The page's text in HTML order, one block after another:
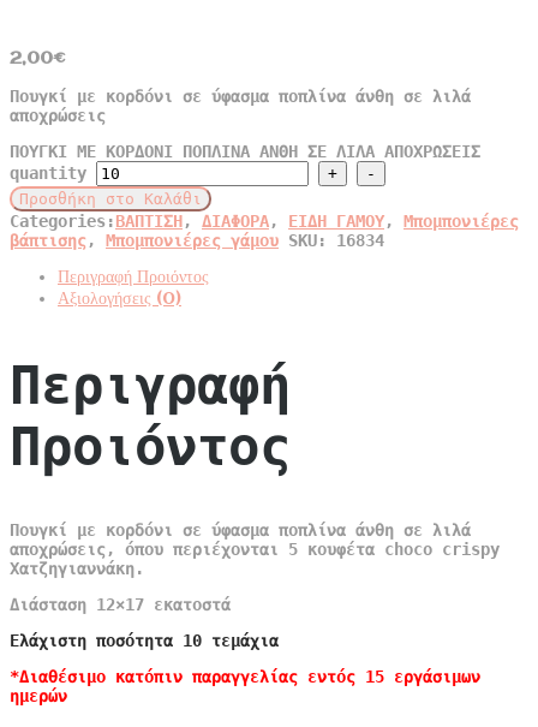
2,00€
Πουγκί με κορδόνι σε ύφασμα ποπλίνα άνθη σε λιλά
αποχρώσεις
ΠΟΥΓΚΙ ΜΕ ΚΟΡΔΟΝΙ ΠΟΠΛΙΝΑ ΑΝΘΗ ΣΕ ΛΙΛΑ ΑΠΟΧΡΩΣΕΙΣ
quantity
Προσθήκη στο Καλάθι
Categories:ΒΑΠΤΙΣΗ, ΔΙΑΦΟΡΑ, ΕΙΔΗ ΓΑΜΟΥ, Μπομπονιέρες
βάπτισης, Μπομπονιέρες γάμου SKU: 16834
Περιγραφή Προιόντος
Αξιολογήσεις (0)
Περιγραφή
Προιόντος
Πουγκί με κορδόνι σε ύφασμα ποπλίνα άνθη σε λιλά
αποχρώσεις, όπου περιέχονται 5 κουφέτα choco crispy
Χατζηγιαννάκη.
Διάσταση 12×17 εκατοστά
Ελάχιστη ποσότητα 10 τεμάχια
*Διαθέσιμο κατόπιν παραγγελίας εντός 15 εργάσιμων
ημερών